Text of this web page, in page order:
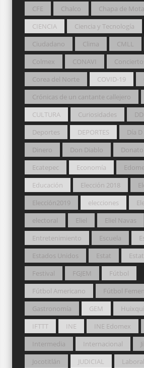
CFE
Chalco Chapa de Mota
CIENCIA
Ciencia y Tecnología
Ciudadano
Clima CMLL
Colmex
CONAVI
Corea del Norte
COVID-19
Crónicas de un cantante callejero
CULTURA
Curiosidades
Deportes
DEPORTES Día D
Dinero
Don Diablo
Ecatepec
Economía
Educación
Elección 2018
Elección2019
elecciones
electoral
Eliel Eliel Navas
Entretenimiento
Escuela
Estados Unidos
Estat
Festival
FGJEM
Fútbol
Fútbol Americano
Fútbol
Gastronomía
GEM
IFTTT
INE INE Edomex
Intermedia
Internacional
Jocotitlán
JUDICIAL Laboral